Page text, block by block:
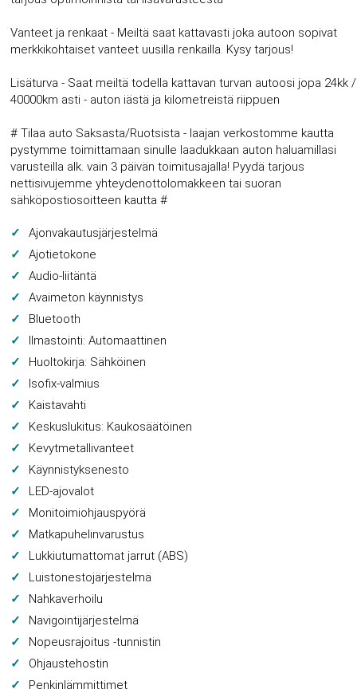
Vanteet ja renkaat - Meiltä saat kattavasti joka autoon sopivat
merkkikohtaiset vanteet uusilla renkailla. Kysy tarjous!
Lisäturva - Saat meiltä todella kattavan turvan autoosi jopa 24kk /
40000km asti - auton iästä ja kilometreistä riippuen
# Tilaa auto Saksasta/Ruotsista - laajan verkostomme kautta
pystymme toimittamaan sinulle laadukkaan auton haluamillasi
varusteilla alk. vain 3 päivän toimitusajalla! Pyydä tarjous
nettisivujemme yhteydenottolomakkeen tai suoran
sähköpostiosoitteen kautta #
Ajonvakautusjärjestelmä
Ajotietokone
Audio-liitäntä
Avaimeton käynnistys
Bluetooth
Ilmastointi: Automaattinen
Huoltokirja: Sähköinen
Isofix-valmius
Kaistavahti
Keskuslukitus: Kaukosäätöinen
Kevytmetallivanteet
Käynnistyksenesto
LED-ajovalot
Monitoimiohjauspyörä
Matkapuhelinvarustus
Lukkiutumattomat jarrut (ABS)
Luistonestojärjestelmä
Nahkaverhoilu
Navigointijärjestelmä
Nopeusrajoitus -tunnistin
Ohjaustehostin
Penkinlämmittimet